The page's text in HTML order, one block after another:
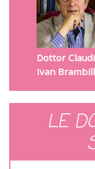
Dottor
Ivan
LE